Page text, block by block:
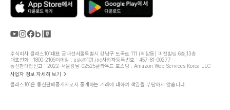
주식회사 클래스101대표 공대선서울특별시 강남구 도곡로 111 (역삼동) 미진빌딩 6층,13층
대표전화 : 1800-2109이메일 : ask@101.inc사업자등록번호 : 457-81-00277
통신판매업신고 : 2022-서울강남-02525클라우드 호스팅 : Amazon Web Services Korea LLC
사업자 정보 자세히 보기
클래스101은 통신판매중개자로서 중개하는 거래에 대하여 책임을 부담하지 않습니다.